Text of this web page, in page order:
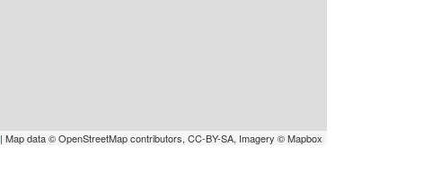
| Map data © OpenStreetMap contributors, CC-BY-SA, Imagery © Mapbox